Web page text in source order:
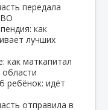
передала
как
лучших
как маткапитал
ребёнок: идёт
отправила в